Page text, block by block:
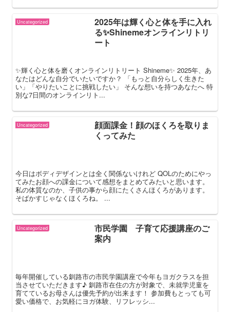
Uncategorized
2025年は輝く心と体を手に入れ
る✨Shinemeオンラインリトリ
ート
✨輝く心と体を磨くオンラインリトリート Shineme✨ 2025年、あ
なたはどんな自分でいたいですか？ 「もっと自分らしく生きた
い」「やりたいことに挑戦したい」 そんな想いを持つあなたへ 特
別な7日間のオンラインリト...
Uncategorized
顔面課金！顔のほくろを取りま
くってみた
今日はボディデザインとは全く関係ないけれど QOLのためにやっ
てみたお顔への課金について感想をまとめてみたいと思います。
私の体質なのか、子供の事から顔にたくさんほくろがあります。
そばかすじゃなくほくろね。 ...
Uncategorized
市民学園 子育て応援講座のご
案内
毎年開催している釧路市の市民学園講座で今年もヨガクラスを担
当させていただきます♪ 釧路市在住の方が対象で、未就学児童を
育てているお母さんは優先予約が出来ます！ 参加費もとっても可
愛い価格で、お気軽にヨガ体験、リフレッシ...